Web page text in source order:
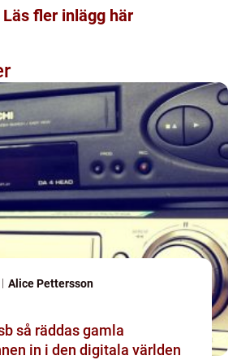
Läs fler inlägg här
Alice Pettersson
in i den digitala världen